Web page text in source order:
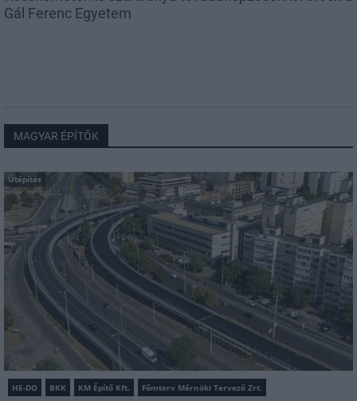
Gál Ferenc Egyetem
MAGYAR ÉPÍTŐK
Útépítés
HE-DO BKK KM Építő Kft. Főmterv Mérnöki Tervező Zrt.